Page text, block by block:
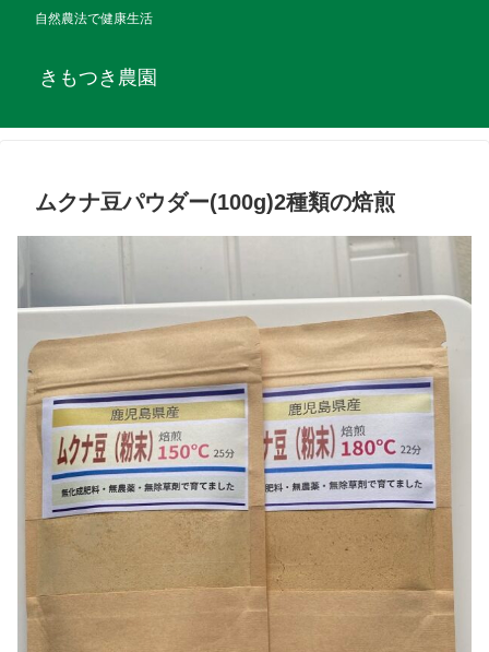
自然農法で健康生活
きもつき農園
ムクナ豆パウダー(100g)2種類の焙煎